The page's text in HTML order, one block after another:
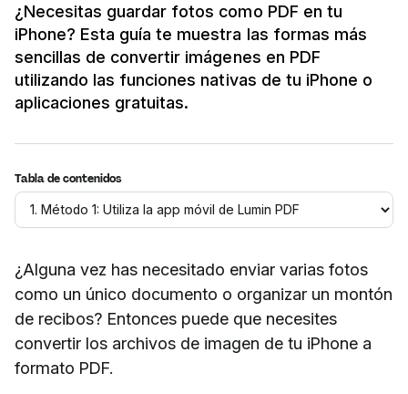
¿Necesitas guardar fotos como PDF en tu
iPhone? Esta guía te muestra las formas más
sencillas de convertir imágenes en PDF
utilizando las funciones nativas de tu iPhone o
aplicaciones gratuitas.
Tabla de contenidos
¿Alguna vez has necesitado enviar varias fotos
como un único documento o organizar un montón
de recibos? Entonces puede que necesites
convertir los archivos de imagen de tu iPhone a
formato PDF.